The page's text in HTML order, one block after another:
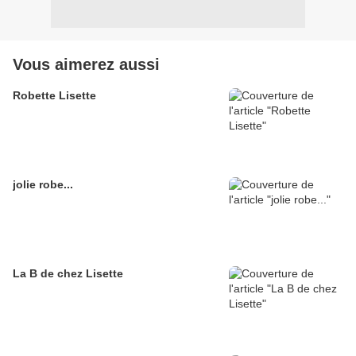
Vous aimerez aussi
Robette Lisette
jolie robe...
La B de chez Lisette